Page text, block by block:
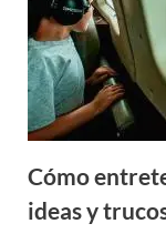
Cómo
ideas y